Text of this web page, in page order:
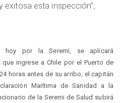
exitosa esta inspección”,
hoy por la Seremi, se aplicará
ingrese a Chile por el Puerto de
horas antes de su arribo, el capitán
Marítima de Sanidad a la
de la Seremi de Salud subirá